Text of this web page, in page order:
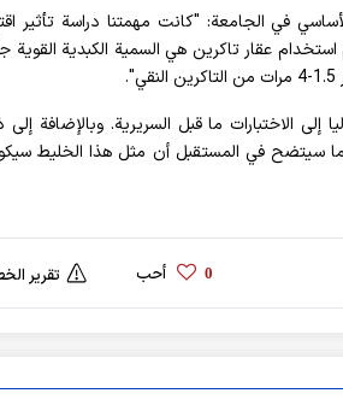
في الجامعة: "كانت مهمتنا دراسة تأثير
استخدام عقار تاكرين هي السمية الكبدية
إلى الاختبارات ما قبل السريرية.
في المستقبل أن مثل هذا الخليط
0 أحب تقرير